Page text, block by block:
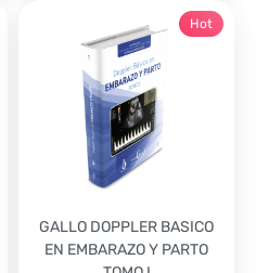
GALLO DOPPLER BASICO
EN EMBARAZO Y PARTO
Hot